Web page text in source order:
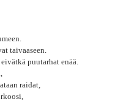
taivaaseen.
puutarhat enää.
raidat,